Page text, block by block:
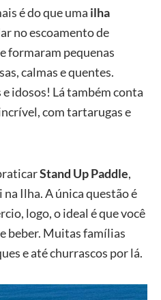
é do que uma ilha
no escoamento de
formaram pequenas
calmas e quentes.
idosos! Lá também conta
com tartarugas e
Stand Up Paddle,
na Ilha. A única questão é
logo, o ideal é que você
beber. Muitas famílias
e até churrascos por lá.